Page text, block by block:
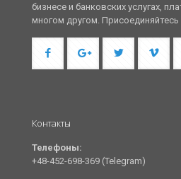
бизнесе и банковских услугах,
многом другом.
Контакты
Телефоны:
+48-452-698-369 (Telegram)